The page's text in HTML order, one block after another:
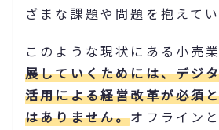
ざまな課題や問題を抱えてい
このような現状にある小売
展していくためには、デジ
活用による経営改革が必須
はありません。オフライン